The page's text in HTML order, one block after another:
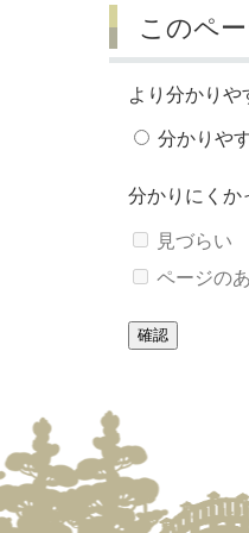
このペ
より分かりや
分かりや
分かりにくか
見づらい
ページの